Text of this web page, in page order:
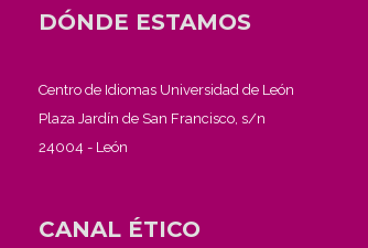
DÓNDE ESTAMOS
Centro de Idiomas Universidad de León
Plaza Jardín de San Francisco, s/n
24004 - León
CANAL ÉTICO